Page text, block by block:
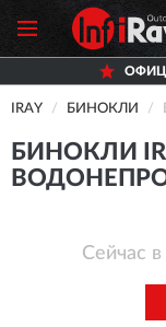
IRAY БИНОКЛИ
БИНОКЛИ
Сейчас